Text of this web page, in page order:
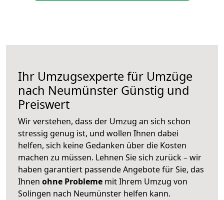
Ihr Umzugsexperte für Umzüge
nach Neumünster Günstig und
Preiswert
Wir verstehen, dass der Umzug an sich schon
stressig genug ist, und wollen Ihnen dabei
helfen, sich keine Gedanken über die Kosten
machen zu müssen. Lehnen Sie sich zurück – wir
haben garantiert passende Angebote für Sie, das
Ihnen ohne Probleme mit Ihrem Umzug von
Solingen nach Neumünster helfen kann.